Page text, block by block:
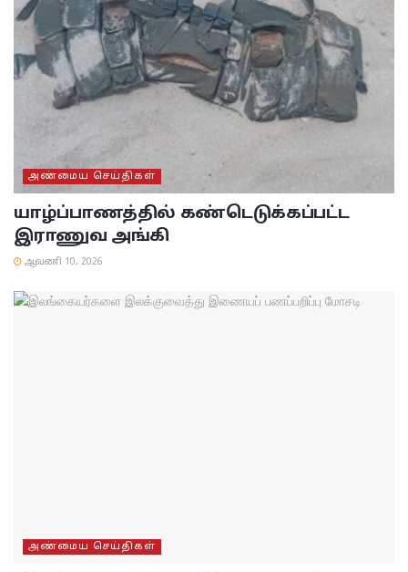
அண்மைய செய்திகள்
யாழ்ப்பாணத்தில் கண்டெடுக்கப்பட்ட
இராணுவ அங்கி
ஆவணி 10, 2026
அண்மைய செய்திகள்